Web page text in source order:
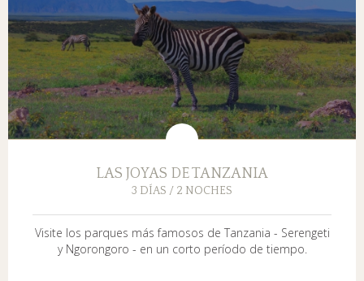
LAS JOYAS DE TANZANIA
3 DÍAS / 2 NOCHES
Visite los parques más famosos de Tanzania - Serengeti
y Ngorongoro - en un corto período de tiempo.